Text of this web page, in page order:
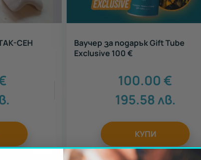
СЕН
Ваучер за подарък Gift Tube
Exclusive 100 €
100.00€
195.58лв.
КУПИ